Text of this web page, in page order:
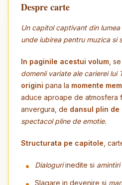
Despre carte
Un capitol captivant din
unde iubirea pentru muzica si
In paginile acestui volum ,
domenii variate ale carierei lui
origini pana la momente
aduce aproape de atmosfera
anvergura, de dansul plin de
spectacol pline de emotie.
Structurata pe capitole ,
Dialoguriinedite si amintiri
Slagare in devenire si